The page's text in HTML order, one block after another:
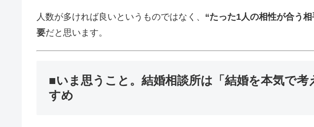
人数が多ければ良いというものではなく、 “たった1人の相性が合う
要だと思います。
■いま思うこと。結婚相談所は「結婚を本気で
すめ